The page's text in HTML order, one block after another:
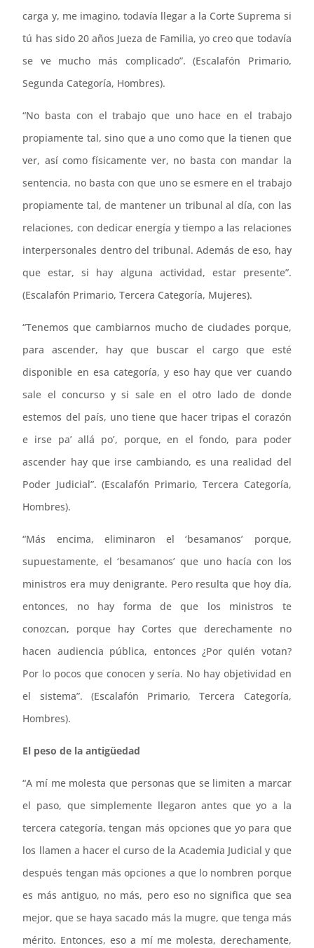
carga y, me imagino, todavía llegar a la Corte Suprema si
tú has sido 20 años Jueza de Familia, yo creo que todavía
se ve mucho más complicado”. (Escalafón Primario,
Segunda Categoría, Hombres).
“No basta con el trabajo que uno hace en el trabajo
propiamente tal, sino que a uno como que la tienen que
ver, así como físicamente ver, no basta con mandar la
sentencia, no basta con que uno se esmere en el trabajo
propiamente tal, de mantener un tribunal al día, con las
relaciones, con dedicar energía y tiempo a las relaciones
interpersonales dentro del tribunal. Además de eso, hay
que estar, si hay alguna actividad, estar presente”.
(Escalafón Primario, Tercera Categoría, Mujeres).
“Tenemos que cambiarnos mucho de ciudades porque,
para ascender, hay que buscar el cargo que esté
disponible en esa categoría, y eso hay que ver cuando
sale el concurso y si sale en el otro lado de donde
estemos del país, uno tiene que hacer tripas el corazón
e irse pa’ allá po’, porque, en el fondo, para poder
ascender hay que irse cambiando, es una realidad del
Poder Judicial”. (Escalafón Primario, Tercera Categoría,
Hombres).
“Más encima, eliminaron el ‘besamanos’ porque,
supuestamente, el ‘besamanos’ que uno hacía con los
ministros era muy denigrante. Pero resulta que hoy día,
entonces, no hay forma de que los ministros te
conozcan, porque hay Cortes que derechamente no
hacen audiencia pública, entonces ¿Por quién votan?
Por lo pocos que conocen y sería. No hay objetividad en
el sistema”. (Escalafón Primario, Tercera Categoría,
Hombres).
El peso de la antigüedad
“A mí me molesta que personas que se limiten a marcar
el paso, que simplemente llegaron antes que yo a la
tercera categoría, tengan más opciones que yo para que
los llamen a hacer el curso de la Academia Judicial y que
después tengan más opciones a que lo nombren porque
es más antiguo, no más, pero eso no significa que sea
mejor, que se haya sacado más la mugre, que tenga más
mérito. Entonces, eso a mí me molesta, derechamente,